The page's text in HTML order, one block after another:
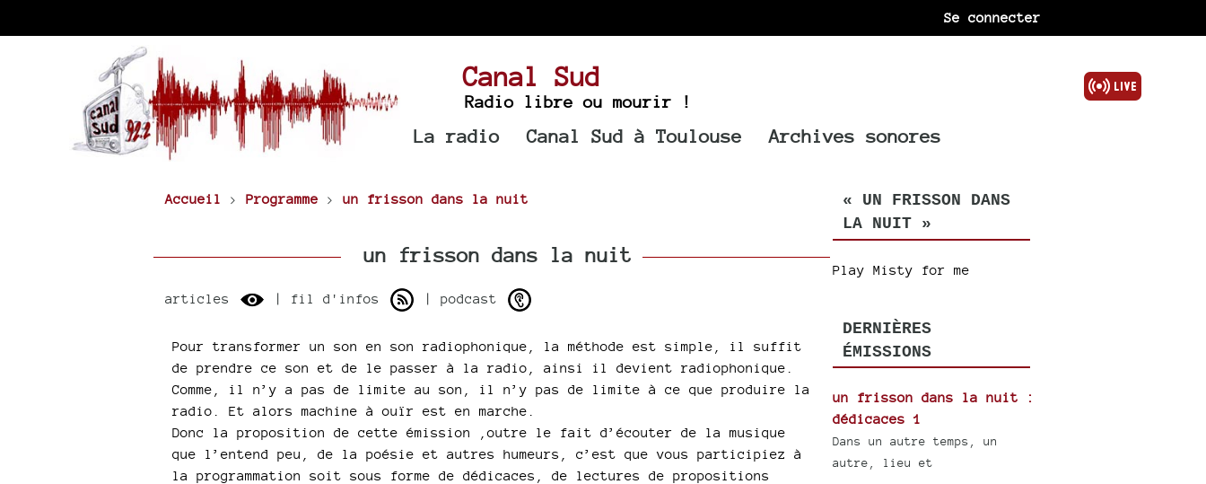
Se connecter
Canal Sud
Radio libre ou mourir !
La radio Canal Sud à Toulouse Archives sonores
Accueil > Programme > un frisson dans la nuit
un frisson dans la nuit
articles | fil d'infos | podcast
Pour transformer un son en son radiophonique, la méthode est simple, il suffit
de prendre ce son et de le passer à la radio, ainsi il devient radiophonique.
Comme, il n’y a pas de limite au son, il n’y pas de limite à ce que produire la
radio. Et alors machine à ouïr est en marche.
Donc la proposition de cette émission ,outre le fait d’écouter de la musique
que l’entend peu, de la poésie et autres humeurs, c’est que vous participiez à
la programmation soit sous forme de dédicaces, de lectures de propositions
« UN FRISSON DANS
LA NUIT »
Play Misty for me
DERNIÈRES
ÉMISSIONS
un frisson dans la nuit :
dédicaces 1
Dans un autre temps, un
autre, lieu et